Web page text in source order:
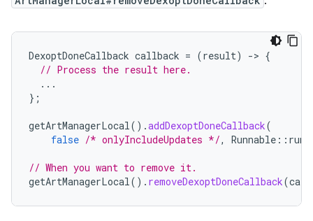
DexoptDoneCallback callback = (result) -> {
// Process the result here.
...
};
getArtManagerLocal().addDexoptDoneCallback(
false /* onlyIncludeUpdates */, Runnable :: run
// When you want to remove it.
getArtManagerLocal(). removeDexoptDoneCallback(